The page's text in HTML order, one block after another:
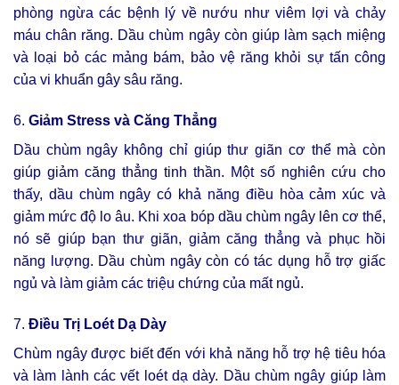
phòng ngừa các bệnh lý về nướu như viêm lợi và chảy
máu chân răng. Dầu chùm ngây còn giúp làm sạch miệng
và loại bỏ các mảng bám, bảo vệ răng khỏi sự tấn công
của vi khuẩn gây sâu răng.
6. Giảm Stress và Căng Thẳng
Dầu chùm ngây không chỉ giúp thư giãn cơ thể mà còn
giúp giảm căng thẳng tinh thần. Một số nghiên cứu cho
thấy, dầu chùm ngây có khả năng điều hòa cảm xúc và
giảm mức độ lo âu. Khi xoa bóp dầu chùm ngây lên cơ thể,
nó sẽ giúp bạn thư giãn, giảm căng thẳng và phục hồi
năng lượng. Dầu chùm ngây còn có tác dụng hỗ trợ giấc
ngủ và làm giảm các triệu chứng của mất ngủ.
7. Điều Trị Loét Dạ Dày
Chùm ngây được biết đến với khả năng hỗ trợ hệ tiêu hóa
và làm lành các vết loét dạ dày. Dầu chùm ngây giúp làm